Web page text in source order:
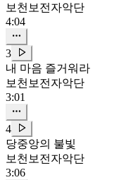
보천보전자악단
4:04
3
내 마음 즐거워라
보천보전자악단
3:01
4
당중앙의 불빛
보천보전자악단
3:06